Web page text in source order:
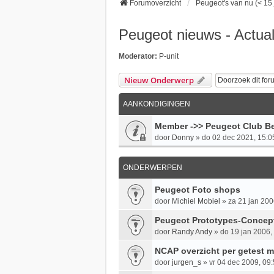
Forumoverzicht Peugeot's van nu (<
Peugeot nieuws -
Moderator: P-unit
Nieuw Onderwerp
AANKONDIGINGEN
Member ->> Peugeot Club
door Donny » do 02 dec 2021,
ONDERWERPEN
Peugeot Foto shops
door Michiel Mobiel » za 21 jan
Peugeot Prototypes-
door Randy Andy » do 19 jan 2006,
NCAP overzicht per getest
door jurgen_s » vr 04 dec 2009,